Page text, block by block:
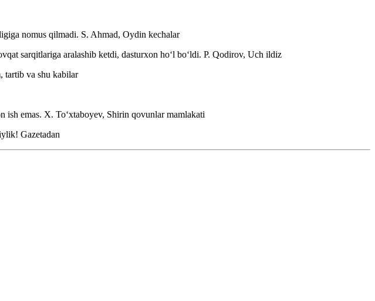
nomus qilmadi. S. Ahmad, Oydin kechalar
sarqitlariga aralashib ketdi, dasturxon hoʻl boʻldi. P. Qodirov, Uch ildiz
tartib va shu kabilar
ish emas. X. Toʻxtaboyev, Shirin qovunlar mamlakati
Gazetadan